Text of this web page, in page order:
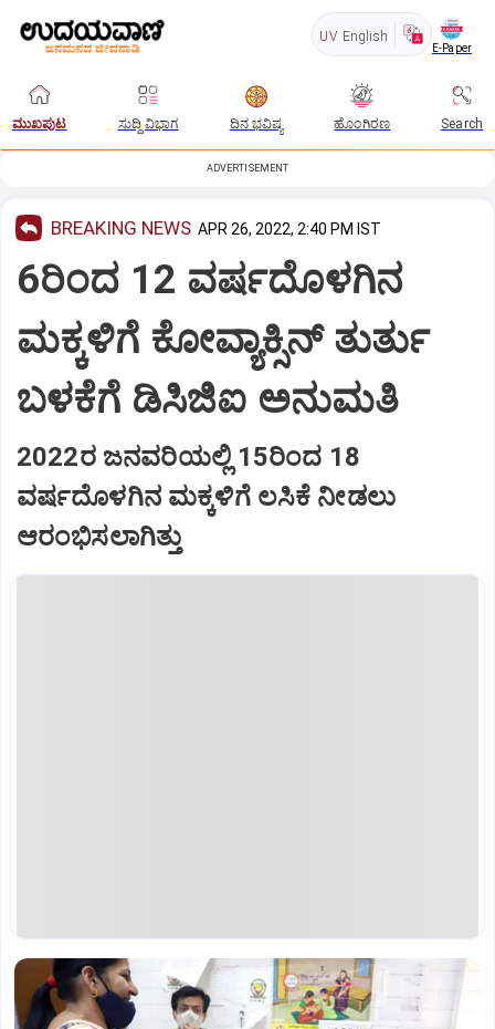
UV English
E-Paper
ಮುಖಪುಟ ಸುದ್ದಿ ವಿಭಾಗ ದಿನ ಭವಿಷ್ಯ ಹೊಂಗಿರಣ Search
ADVERTISEMENT
BREAKING NEWS APR 26, 2022, 2:40 PM IST
6ರಿಂದ 12 ವರ್ಷದೊಳಗಿನ
ಮಕ್ಕಳಿಗೆ ಕೋವ್ಯಾಕ್ಸಿನ್ ತುರ್ತು
ಬಳಕೆಗೆ ಡಿಸಿಜಿಐ ಅನುಮತಿ
2022ರ ಜನವರಿಯಲ್ಲಿ 15ರಿಂದ 18
ವರ್ಷದೊಳಗಿನ ಮಕ್ಕಳಿಗೆ ಲಸಿಕೆ ನೀಡಲು
ಆರಂಭಿಸಲಾಗಿತ್ತು